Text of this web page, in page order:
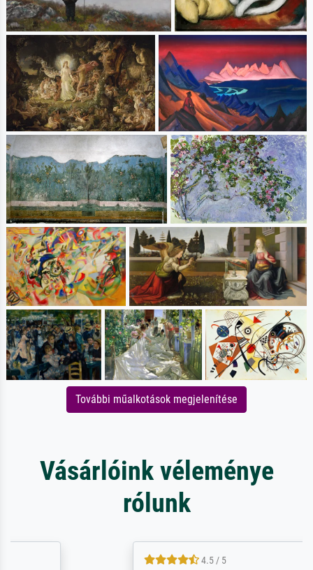
További műalkotások megjelenítése
Vásárlóink véleménye
rólunk